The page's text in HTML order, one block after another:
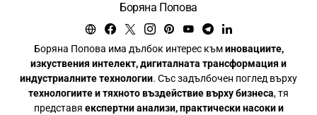
Боряна Попова
Боряна Попова има дълбок интерес къминовациите,
изкуствения интелект, дигиталната трансформация и
индустриалните технологии. Със задълбочен поглед върху
технологиите и тяхното въздействие върху бизнеса, тя
представя експертни анализи, практически насоки и